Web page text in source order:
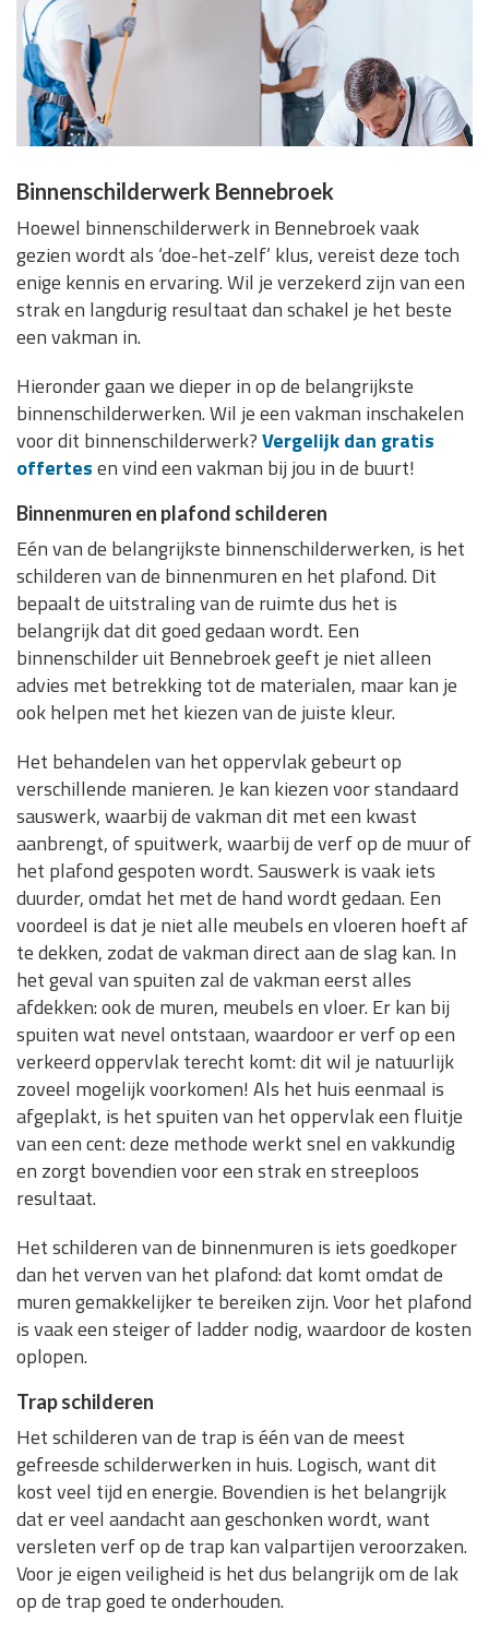
Binnenschilderwerk Bennebroek
Hoewel binnenschilderwerk in Bennebroek vaak
gezien wordt als ‘doe-het-zelf’ klus, vereist deze toch
enige kennis en ervaring. Wil je verzekerd zijn van een
strak en langdurig resultaat dan schakel je het beste
een vakman in.
Hieronder gaan we dieper in op de belangrijkste
binnenschilderwerken. Wil je een vakman inschakelen
voor dit binnenschilderwerk?Vergelijk dan gratis
offertesen vind een vakman bij jou in de buurt!
Binnenmuren en plafond schilderen
Eén van de belangrijkste binnenschilderwerken, is het
schilderen van de binnenmuren en het plafond. Dit
bepaalt de uitstraling van de ruimte dus het is
belangrijk dat dit goed gedaan wordt. Een
binnenschilder uit Bennebroek geeft je niet alleen
advies met betrekking tot de materialen, maar kan je
ook helpen met het kiezen van de juiste kleur.
Het behandelen van het oppervlak gebeurt op
verschillende manieren. Je kan kiezen voor standaard
sauswerk, waarbij de vakman dit met een kwast
aanbrengt, of spuitwerk, waarbij de verf op de muur of
het plafond gespoten wordt. Sauswerk is vaak iets
duurder, omdat het met de hand wordt gedaan. Een
voordeel is dat je niet alle meubels en vloeren hoeft af
te dekken, zodat de vakman direct aan de slag kan. In
het geval van spuiten zal de vakman eerst alles
afdekken: ook de muren, meubels en vloer. Er kan bij
spuiten wat nevel ontstaan, waardoor er verf op een
verkeerd oppervlak terecht komt: dit wil je natuurlijk
zoveel mogelijk voorkomen! Als het huis eenmaal is
afgeplakt, is het spuiten van het oppervlak een fluitje
van een cent: deze methode werkt snel en vakkundig
en zorgt bovendien voor een strak en streeploos
resultaat.
Het schilderen van de binnenmuren is iets goedkoper
dan het verven van het plafond: dat komt omdat de
muren gemakkelijker te bereiken zijn. Voor het plafond
is vaak een steiger of ladder nodig, waardoor de kosten
oplopen.
Trap schilderen
Het schilderen van de trap is één van de meest
gefreesde schilderwerken in huis. Logisch, want dit
kost veel tijd en energie. Bovendien is het belangrijk
dat er veel aandacht aan geschonken wordt, want
versleten verf op de trap kan valpartijen veroorzaken.
Voor je eigen veiligheid is het dus belangrijk om de lak
op de trap goed te onderhouden.